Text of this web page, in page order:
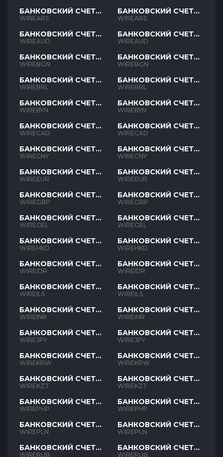
БАНКОВСКИЙ СЧЕТ
ARS
WIREARS
БАНКОВСКИЙ СЧЕТ
AUD
WIREAUD
БАНКОВСКИЙ СЧЕТ
BGN
WIREBGN
БАНКОВСКИЙ СЧЕТ
BRL
WIREBRL
БАНКОВСКИЙ СЧЕТ
BYN
WIREBYN
БАНКОВСКИЙ СЧЕТ
CAD
WIRECAD
БАНКОВСКИЙ СЧЕТ
CNY
WIRECNY
БАНКОВСКИЙ СЧЕТ
EUR
WIREEUR
БАНКОВСКИЙ СЧЕТ
GBP
WIREGBP
БАНКОВСКИЙ СЧЕТ
GEL
WIREGEL
БАНКОВСКИЙ СЧЕТ
HKD
WIREHKD
БАНКОВСКИЙ СЧЕТ
IDR
WIREIDR
БАНКОВСКИЙ СЧЕТ
ILS
WIREILS
БАНКОВСКИЙ СЧЕТ
INR
WIREINR
БАНКОВСКИЙ СЧЕТ
JPY
WIREJPY
БАНКОВСКИЙ СЧЕТ
KRW
WIREKRW
БАНКОВСКИЙ СЧЕТ
KZT
WIREKZT
БАНКОВСКИЙ СЧЕТ
PHP
WIREPHP
БАНКОВСКИЙ СЧЕТ
PLN
WIREPLN
БАНКОВСКИЙ СЧЕТ
RUB
WIRERUB
БАНКОВСКИЙ СЧЕТ
ARS
WIREARS
БАНКОВСКИЙ СЧЕТ
AUD
WIREAUD
БАНКОВСКИЙ СЧЕТ
BGN
WIREBGN
БАНКОВСКИЙ СЧЕТ
BRL
WIREBRL
БАНКОВСКИЙ СЧЕТ
BYN
WIREBYN
БАНКОВСКИЙ СЧЕТ
CAD
WIRECAD
БАНКОВСКИЙ СЧЕТ
CNY
WIRECNY
БАНКОВСКИЙ СЧЕТ
EUR
WIREEUR
БАНКОВСКИЙ СЧЕТ
GBP
WIREGBP
БАНКОВСКИЙ СЧЕТ
GEL
WIREGEL
БАНКОВСКИЙ СЧЕТ
HKD
WIREHKD
БАНКОВСКИЙ СЧЕТ
IDR
WIREIDR
БАНКОВСКИЙ СЧЕТ
ILS
WIREILS
БАНКОВСКИЙ СЧЕТ
INR
WIREINR
БАНКОВСКИЙ СЧЕТ
JPY
WIREJPY
БАНКОВСКИЙ СЧЕТ
KRW
WIREKRW
БАНКОВСКИЙ СЧЕТ
KZT
WIREKZT
БАНКОВСКИЙ СЧЕТ
PHP
WIREPHP
БАНКОВСКИЙ СЧЕТ
PLN
WIREPLN
БАНКОВСКИЙ СЧЕТ
RUB
WIRERUB